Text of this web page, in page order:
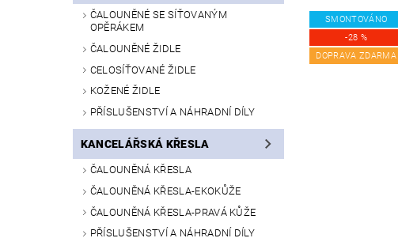
ČALOUNĚNÉ SE SÍŤOVANÝM
OPĚRÁKEM
ČALOUNĚNÉ ŽIDLE
CELOSÍŤOVANÉ ŽIDLE
KOŽENÉ ŽIDLE
PŘÍSLUŠENSTVÍ A NÁHRADNÍ DÍLY
KANCELÁŘSKÁ KŘESLA
ČALOUNĚNÁ KŘESLA
ČALOUNĚNÁ KŘESLA-EKOKŮŽE
ČALOUNĚNÁ KŘESLA-PRAVÁ KŮŽE
PŘÍSLUŠENSTVÍ A NÁHRADNÍ DÍLY
SMONTOVÁNO
-28 %
DOPRAVA ZDARMA